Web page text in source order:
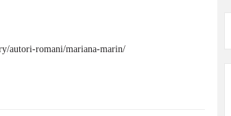
autori-romani/mariana-marin/